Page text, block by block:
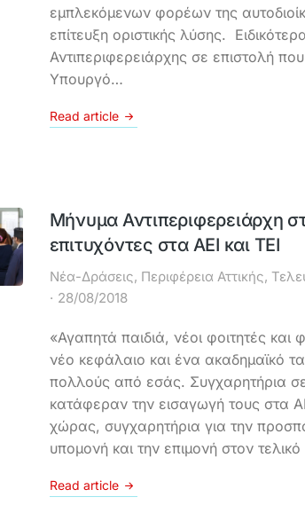
εμπλεκόμενων φορέων της
επίτευξη οριστικής λύσης.
Αντιπεριφερειάρχης σε επιστολή
Υπουργό…
Read article
Μήνυμα Αντιπεριφερειάρχη
επιτυχόντες στα ΑΕΙ και ΤΕΙ
Νέα-Δράσεις, Περιφέρεια Αττικής,
28/08/2018
«Αγαπητά παιδιά, νέοι φοιτητές και
νέο κεφάλαιο και ένα ακαδημαϊκό
πολλούς από εσάς. Συγχαρητήρια
κατάφεραν την εισαγωγή τους στα
χώρας, συγχαρητήρια για την
υπομονή και την επιμονή στον
Read article